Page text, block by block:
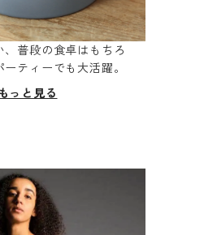
、普段の食卓はもちろ
ティーでも大活躍。
もっと見る